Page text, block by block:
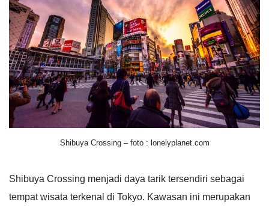
Shibuya Crossing – foto : lonelyplanet.com
Shibuya Crossing menjadi daya tarik tersendiri sebagai
tempat wisata terkenal di Tokyo. Kawasan ini merupakan